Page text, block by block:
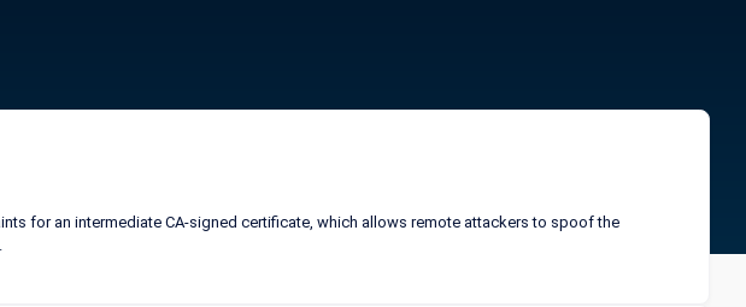
for an intermediate CA-signed certificate, which allows remote attackers to spoof the